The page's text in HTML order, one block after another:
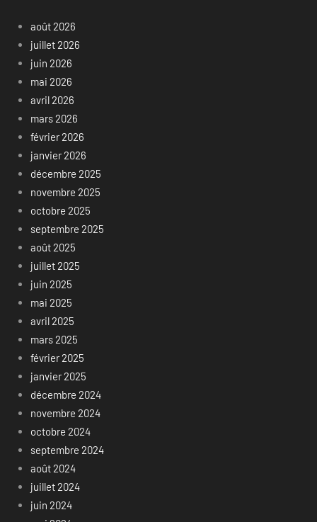
août 2026
juillet 2026
juin 2026
mai 2026
avril 2026
mars 2026
février 2026
janvier 2026
décembre 2025
novembre 2025
octobre 2025
septembre 2025
août 2025
juillet 2025
juin 2025
mai 2025
avril 2025
mars 2025
février 2025
janvier 2025
décembre 2024
novembre 2024
octobre 2024
septembre 2024
août 2024
juillet 2024
juin 2024